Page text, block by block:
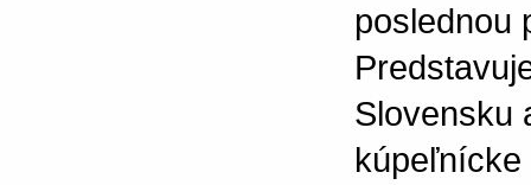
poslednou
Slovensku
kúpeľnícke